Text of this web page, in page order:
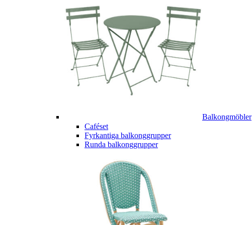
Balkongmöbler
Caféset
Fyrkantiga balkonggrupper
Runda balkonggrupper